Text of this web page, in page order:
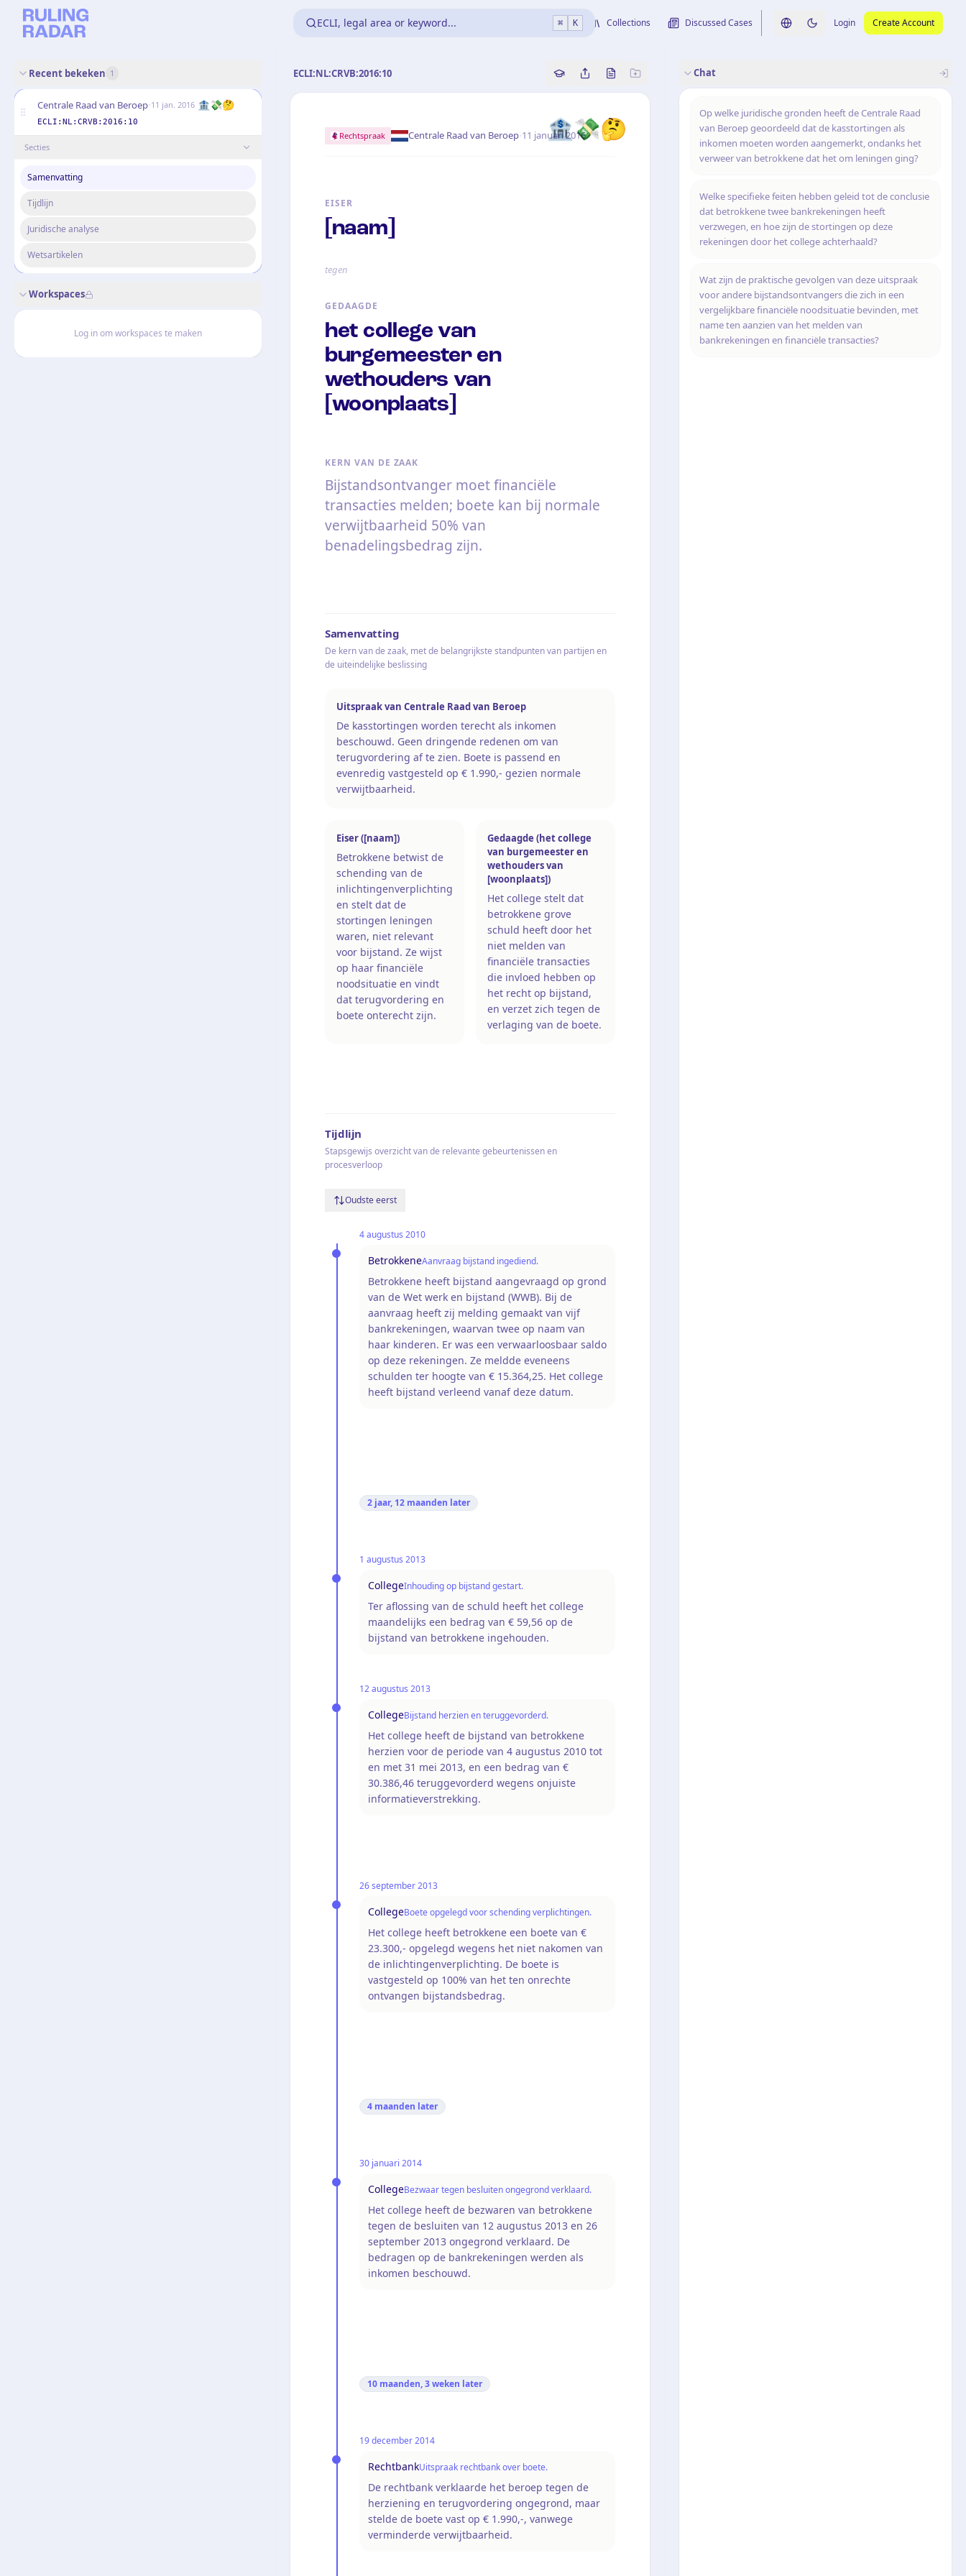
ECLI, legal area or keyword... ⌘ K Collections Discussed Cases Switch language
Switch to dark theme
Login Create Account
Recent bekeken 1
Centrale Raad van Beroep·11 jan. 2016 🏦💸🤔
ECLI:NL:CRVB:2016:10
Secties
Samenvatting
Tijdlijn
Juridische analyse
Wetsartikelen
Workspaces
Log in om workspaces te maken
ECLI:NL:CRVB:2016:10 Copy source reference
Share this analysis
Bekijk originele uitspraak
🏦💸🤔
Rechtspraak Centrale Raad van Beroep·11 januari 2016
EISER
[naam]
tegen
GEDAAGDE
het college van
burgemeester en
wethouders van
[woonplaats]
KERN VAN DE ZAAK
Bijstandsontvanger moet financiële
transacties melden; boete kan bij normale
verwijtbaarheid 50% van
benadelingsbedrag zijn.
Samenvatting
De kern van de zaak, met de belangrijkste standpunten van partijen en
de uiteindelijke beslissing
Uitspraak van Centrale Raad van Beroep
De kasstortingen worden terecht als inkomen
beschouwd. Geen dringende redenen om van
terugvordering af te zien. Boete is passend en
evenredig vastgesteld op € 1.990,- gezien normale
verwijtbaarheid.
Eiser ([naam])
Betrokkene betwist de
schending van de
inlichtingenverplichting
en stelt dat de
stortingen leningen
waren, niet relevant
voor bijstand. Ze wijst
op haar financiële
noodsituatie en vindt
dat terugvordering en
boete onterecht zijn.
Gedaagde (het college
van burgemeester en
wethouders van
[woonplaats])
Het college stelt dat
betrokkene grove
schuld heeft door het
niet melden van
financiële transacties
die invloed hebben op
het recht op bijstand,
en verzet zich tegen de
verlaging van de boete.
Tijdlijn
Stapsgewijs overzicht van de relevante gebeurtenissen en
procesverloop
Oudste eerst
4 augustus 2010
BetrokkeneAanvraag bijstand ingediend.
Betrokkene heeft bijstand aangevraagd op grond
van de Wet werk en bijstand (WWB). Bij de
aanvraag heeft zij melding gemaakt van vijf
bankrekeningen, waarvan twee op naam van
haar kinderen. Er was een verwaarloosbaar saldo
op deze rekeningen. Ze meldde eveneens
schulden ter hoogte van € 15.364,25. Het college
heeft bijstand verleend vanaf deze datum.
2 jaar, 12 maanden later
1 augustus 2013
CollegeInhouding op bijstand gestart.
Ter aflossing van de schuld heeft het college
maandelijks een bedrag van € 59,56 op de
bijstand van betrokkene ingehouden.
12 augustus 2013
CollegeBijstand herzien en teruggevorderd.
Het college heeft de bijstand van betrokkene
herzien voor de periode van 4 augustus 2010 tot
en met 31 mei 2013, en een bedrag van €
30.386,46 teruggevorderd wegens onjuiste
informatieverstrekking.
26 september 2013
CollegeBoete opgelegd voor schending verplichtingen.
Het college heeft betrokkene een boete van €
23.300,- opgelegd wegens het niet nakomen van
de inlichtingenverplichting. De boete is
vastgesteld op 100% van het ten onrechte
ontvangen bijstandsbedrag.
4 maanden later
30 januari 2014
CollegeBezwaar tegen besluiten ongegrond verklaard.
Het college heeft de bezwaren van betrokkene
tegen de besluiten van 12 augustus 2013 en 26
september 2013 ongegrond verklaard. De
bedragen op de bankrekeningen werden als
inkomen beschouwd.
10 maanden, 3 weken later
19 december 2014
RechtbankUitspraak rechtbank over boete.
De rechtbank verklaarde het beroep tegen de
herziening en terugvordering ongegrond, maar
stelde de boete vast op € 1.990,-, vanwege
verminderde verwijtbaarheid.
Chat
Op welke juridische gronden heeft de Centrale Raad
van Beroep geoordeeld dat de kasstortingen als
inkomen moeten worden aangemerkt, ondanks het
verweer van betrokkene dat het om leningen ging?
Welke specifieke feiten hebben geleid tot de conclusie
dat betrokkene twee bankrekeningen heeft
verzwegen, en hoe zijn de stortingen op deze
rekeningen door het college achterhaald?
Wat zijn de praktische gevolgen van deze uitspraak
voor andere bijstandsontvangers die zich in een
vergelijkbare financiële noodsituatie bevinden, met
name ten aanzien van het melden van
bankrekeningen en financiële transacties?